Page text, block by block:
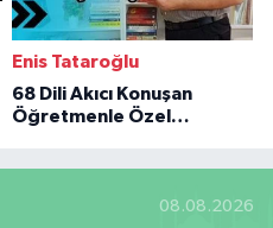
Enis Tataroğlu
68 Dili Akıcı Konuşan
Öğretmenle Özel
08.08.2026